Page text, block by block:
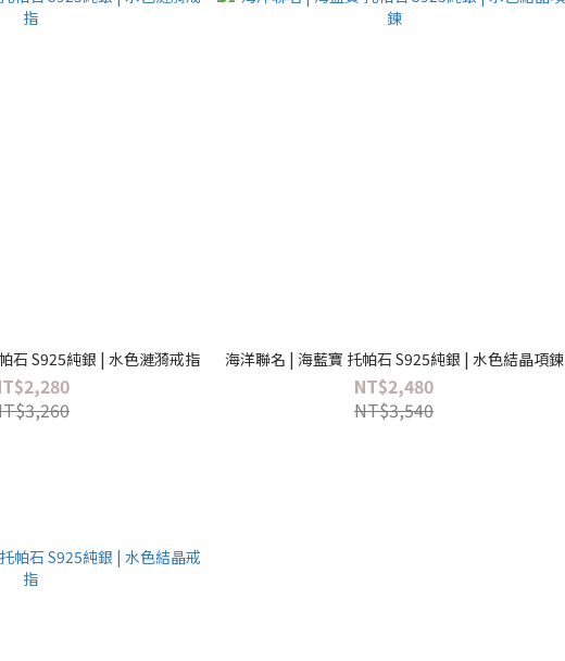
石 S925純銀 | 水色漣漪戒指 海洋聯名 | 海藍寶 托帕石 S925純銀 | 水色結晶項鍊
NT$2,480
NT$3,540